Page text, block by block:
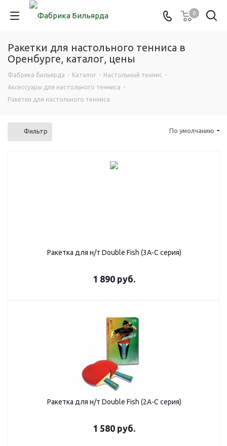
0
Ракетки для настольного тенниса в
Оренбурге, каталог, цены
Фабрика бильярда - Каталог - Настольный теннис -
Аксессуары для настольного тенниса -
Ракетки для настольного тенниса
Фильтр По умолчанию
Ракетка для н/т Double Fish (3А-С серия)
1 890 руб.
Ракетка для н/т Double Fish (2А-С серия)
1 580 руб.